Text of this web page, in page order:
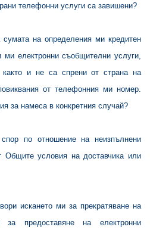
телефонни услуги са завишени?
на определения ми кредитен
ми електронни съобщителни услуги,
и не са спрени от страна на
от телефонния ми номер.
за намеса в конкретния случай?
по отношение на неизпълнени
Общите условия на доставчика или
искането ми за прекратяване на
предоставяне на електронни